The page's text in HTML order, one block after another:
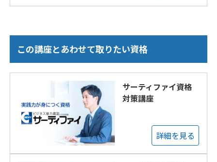
この講座とあわせて取りたい資格
サーティファイ資格
対策講座
詳細を見る